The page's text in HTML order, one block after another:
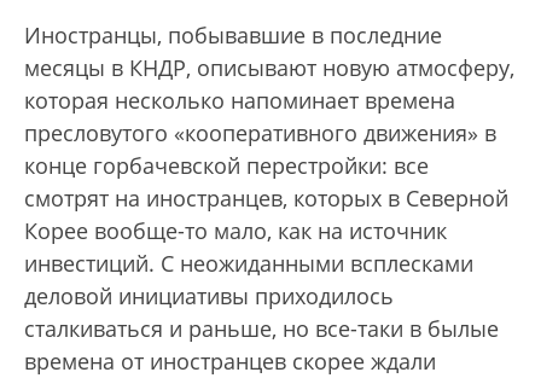
Иностранцы, побывавшие в последние
месяцы в КНДР, описывают новую атмосферу,
которая несколько напоминает времена
пресловутого «кооперативного движения» в
конце горбачевской перестройки: все
смотрят на иностранцев, которых в Северной
Корее вообще-то мало, как на источник
инвестиций. С неожиданными всплесками
деловой инициативы приходилось
сталкиваться и раньше, но все-таки в былые
времена от иностранцев скорее ждали